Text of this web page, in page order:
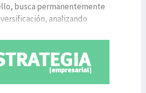
busca permanentemente
analizando